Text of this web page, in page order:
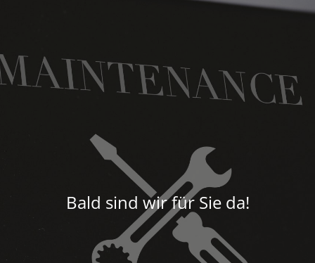
Bald sind wir für Sie da!